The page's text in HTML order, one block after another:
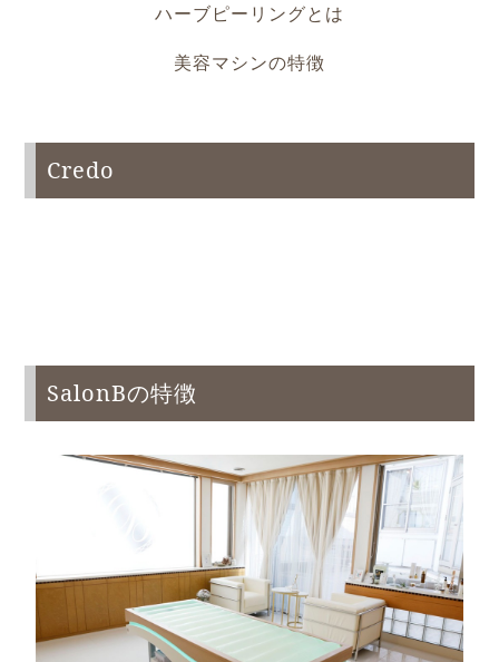
ハーブピーリングとは
美容マシンの特徴
Credo
SalonBの特徴